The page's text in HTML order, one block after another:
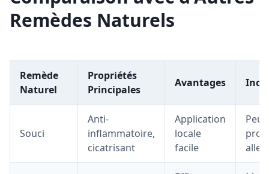
Remèdes Naturels
Remède
Naturel
Propriétés
Principales
Avantages
Souci
Anti-
inflammatoire,
cicatrisant
Application
locale
facile
Peut